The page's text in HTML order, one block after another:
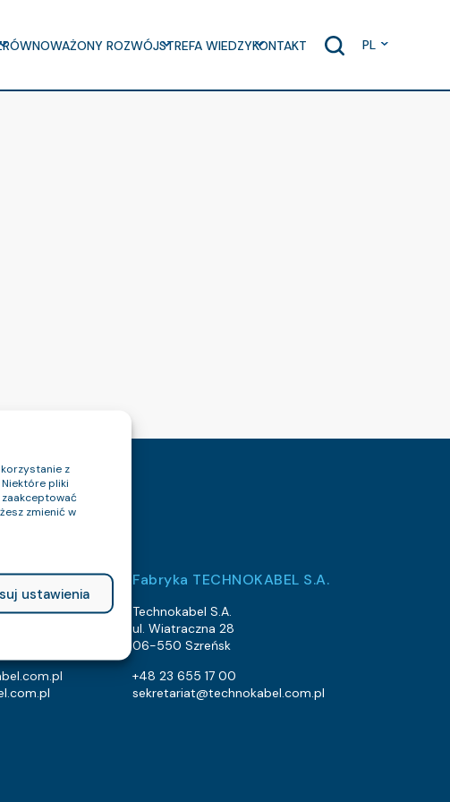
z
pliki
zaakceptować
zmienić w
ustawienia
ROZWÓJSTREFA WIEDZYKONTAKT PL
Fabryka TECHNOKABEL S.A.
Technokabel S.A.
ul. Wiatraczna 28
06-550 Szreńsk
+48 23 655 17 00
sekretariat@technokabel.com.pl